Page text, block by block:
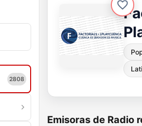
2808
Emisoras de Radio